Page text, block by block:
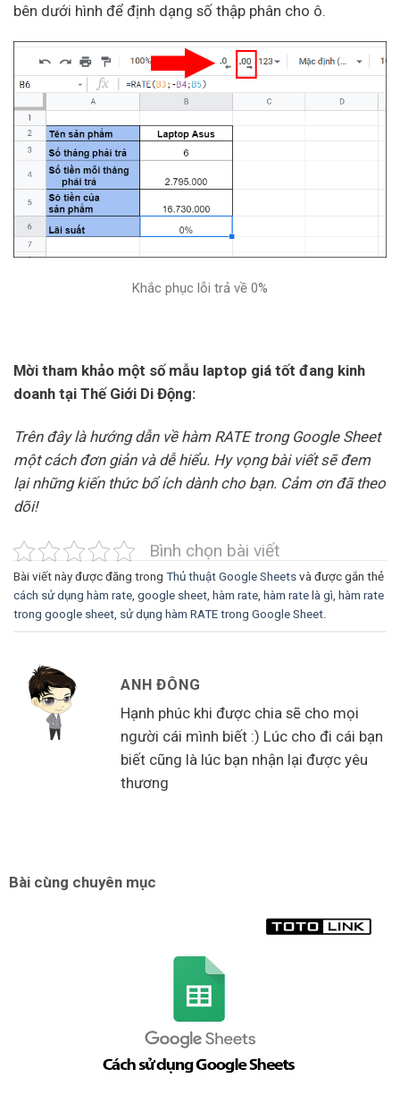
bên dưới hình để định dạng số thập phân cho ô.​
Khắc phục lỗi trả về 0%
Mời tham khảo một số mẫu laptop giá tốt đang kinh
doanh tại Thế Giới Di Động:
Trên đây là hướng dẫn về hàm RATE trong Google Sheet
một cách đơn giản và dễ hiểu. Hy vọng bài viết sẽ đem
lại những kiến thức bổ ích dành cho bạn. Cảm ơn đã theo
dõi!
Bình chọn bài viết
Bài viết này được đăng trong Thủ thuật Google Sheets và được gắn thẻ
cách sử dụng hàm rate google sheet hàm rate hàm rate là gì hàm rate
trong google sheet sử dụng hàm RATE trong Google Sheet
ANH ĐÔNG
Hạnh phúc khi được chia sẽ cho mọi
người cái mình biết :) Lúc cho đi cái bạn
biết cũng là lúc bạn nhận lại được yêu
thương
Bài cùng chuyên mục